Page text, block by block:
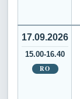
17.09.2026
15.00-16.40
RO